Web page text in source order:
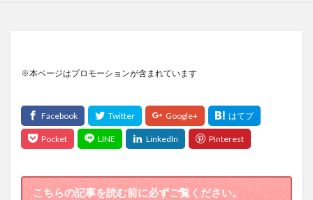
※本ページはプロモーションが含まれています
こちらの記事を読む前に必ずご覧ください。